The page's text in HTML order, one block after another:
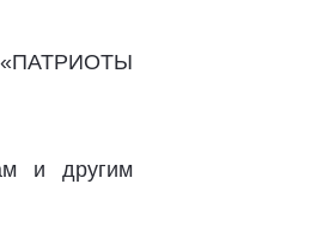
«ПАТРИОТЫ
и другим